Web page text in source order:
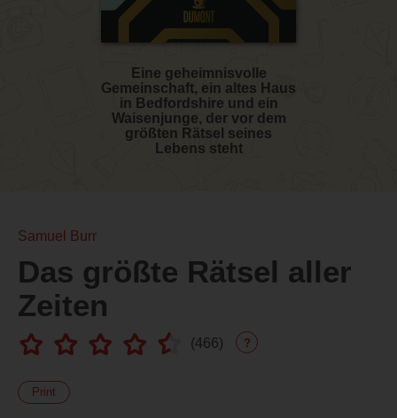
Eine geheimnisvolle
Gemeinschaft, ein altes Haus
in Bedfordshire und ein
Waisenjunge, der vor dem
größten Rätsel seines
Lebens steht
Samuel Burr
Das größte Rätsel aller
Zeiten
(466) ?
Print